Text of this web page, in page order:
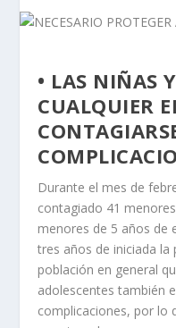
• LAS NIÑAS
CUALQUIER
Durante el mes de
contagiado 41
menores de 5 años de
tres años de iniciada la
población en general
adolescentes también
complicaciones, por lo